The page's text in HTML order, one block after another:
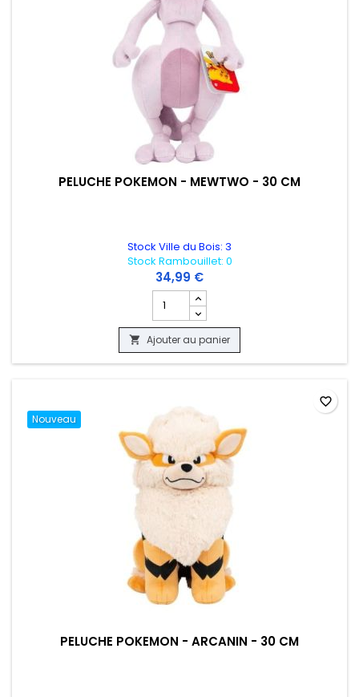
PELUCHE POKEMON - MEWTWO - 30 CM
Stock Ville du Bois: 3
Stock Rambouillet: 0
34,99 €
Champ quantité du produit PELUCHE
 Ajouter au panier
Nouveau
PELUCHE POKEMON - ARCANIN - 30 CM
favorite_border